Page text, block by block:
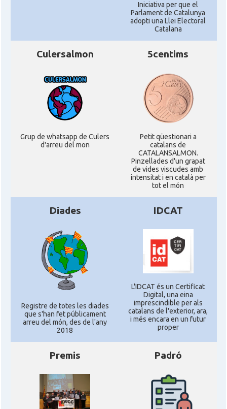
Iniciativa per que el
Parlament de Catalunya
adopti una Llei Electoral
Catalana
Culersalmon
Grup de whatsapp de Culers
d'arreu del mon
5centims
Petit qüestionari a
catalans de
CATALANSALMON.
Pinzellades d'un grapat
de vides viscudes amb
intensitat i en català per
tot el món
Diades
Registre de totes les diades
que s'han fet públicament
arreu del món, des de l'any
2018
IDCAT
L'IDCAT és un Certificat
Digital, una eina
imprescindible per als
catalans de l'exterior, ara,
i més encara en un futur
proper
Premis Padró